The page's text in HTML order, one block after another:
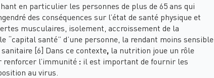
en particulier les personnes de plus de 65 ans qui
des conséquences sur l’état de santé physique et
musculaires, isolement, accroissement de la
santé” d’une personne, la rendant moins sensible
[6] Dans ce contexte, la nutrition joue un rôle
renforcer l’immunité : il est important de fournir les
au virus.